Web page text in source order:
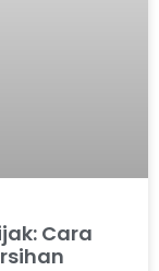
Cara